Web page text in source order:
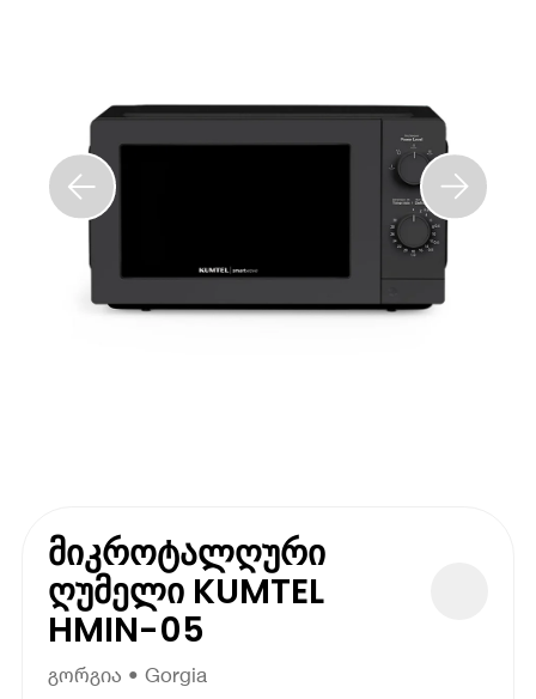
მიკროტალღური
ღუმელი KUMTEL
HMIN-05
გორგია • Gorgia